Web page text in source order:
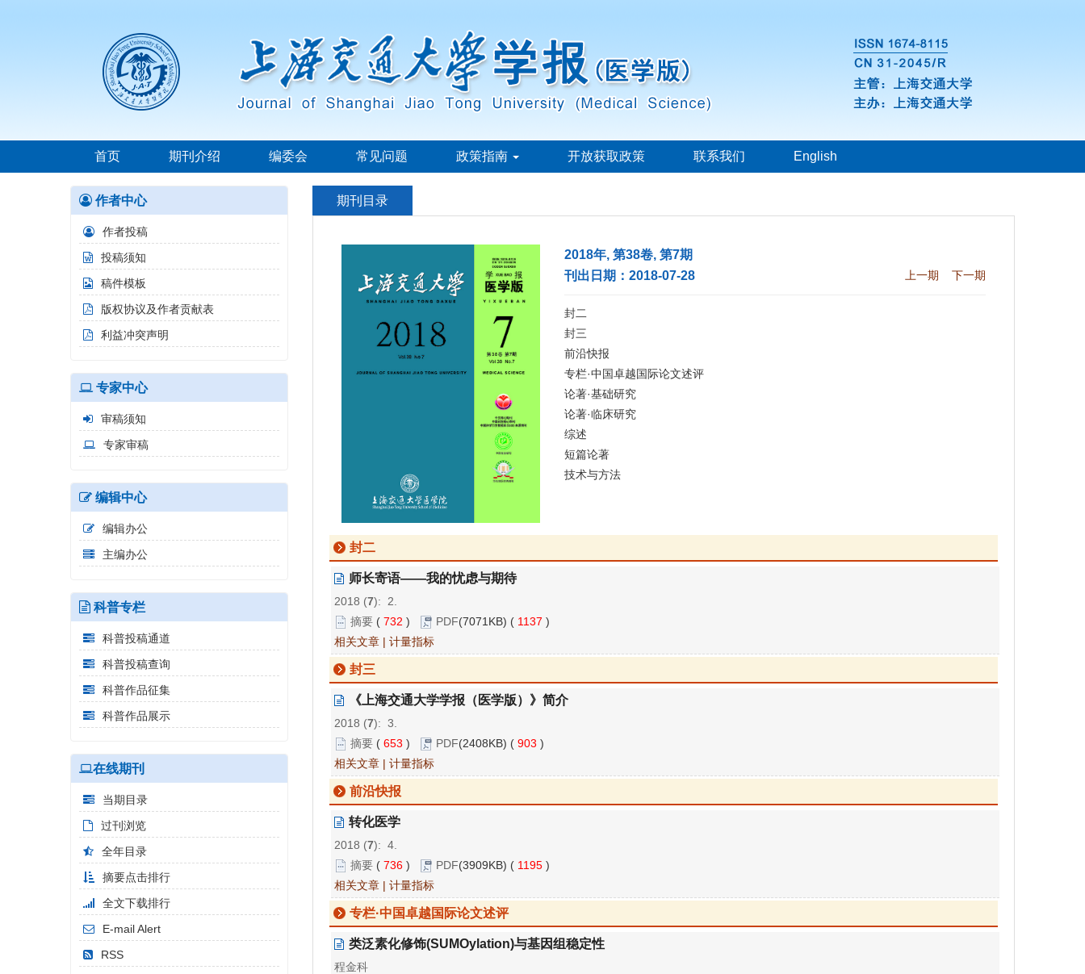
首页 期刊介绍 编委会 常见问题 政策指南 开放获取政策 联系我们 English
期刊目录
2018年, 第38卷, 第7期
刊出日期：2018-07-28
上一期 下一期
封二
封三
前沿快报
专栏·中国卓越国际论文述评
论著·基础研究
论著·临床研究
综述
短篇论著
技术与方法
封二
师长寄语——我的忧虑与期待
2018 (7): 2.
摘要 ( 732 ) PDF(7071KB) ( 1137 )
相关文章 | 计量指标
封三
《上海交通大学学报（医学版）》简介
2018 (7): 3.
摘要 ( 653 ) PDF(2408KB) ( 903 )
相关文章 | 计量指标
前沿快报
转化医学
2018 (7): 4.
摘要 ( 736 ) PDF(3909KB) ( 1195 )
相关文章 | 计量指标
专栏·中国卓越国际论文述评
类泛素化修饰(SUMOylation)与基因组稳定性
程金科
作者中心
作者投稿
投稿须知
稿件模板
版权协议及作者贡献表
利益冲突声明
专家中心
审稿须知
专家审稿
编辑中心
编辑办公
主编办公
科普专栏
科普投稿通道
科普投稿查询
科普作品征集
科普作品展示
在线期刊
当期目录
过刊浏览
全年目录
摘要点击排行
全文下载排行
E-mail Alert
RSS